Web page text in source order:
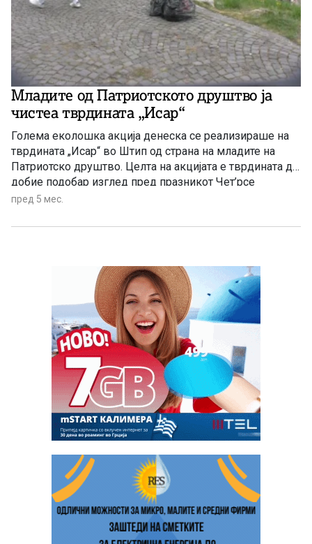
Младите од Патриотското друштво ја
чистеа тврдината „Исар“
Голема еколошка акција денеска се реализираше на
тврдината „Исар“ во Штип од страна на младите на
Патриотско друштво. Целта на акцијата е тврдината да
добие подобар изглед пред празникот Чет’рсе
пред 5 мес.